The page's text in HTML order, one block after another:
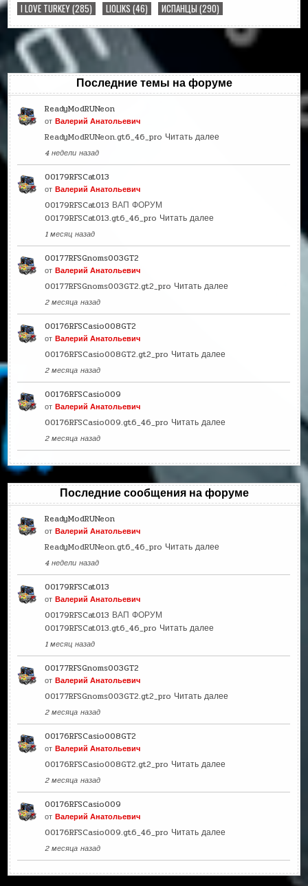
I LOVE TURKEY(285) LIOLIKS (46) ИСПАНЦЫ (290)
Последние темы на форуме
ReadyModRUNeon
отВалерий Анатольевич
ReadyModRUNeon.gt6_46_pro Читать далее
4 недели назад
00179RFSCat013
отВалерий Анатольевич
00179RFSCat013 ВАП ФОРУМ
00179RFSCat013.gt6_46_pro Читать далее
1 месяц назад
00177RFSGnoms003GT2
отВалерий Анатольевич
00177RFSGnoms003GT2.gt2_pro Читать далее
2 месяца назад
00176RFSCasio008GT2
отВалерий Анатольевич
00176RFSCasio008GT2.gt2_pro Читать далее
2 месяца назад
00176RFSCasio009
отВалерий Анатольевич
00176RFSCasio009.gt6_46_pro Читать далее
2 месяца назад
Последние сообщения на форуме
ReadyModRUNeon
отВалерий Анатольевич
ReadyModRUNeon.gt6_46_pro Читать далее
4 недели назад
00179RFSCat013
отВалерий Анатольевич
00179RFSCat013 ВАП ФОРУМ
00179RFSCat013.gt6_46_pro Читать далее
1 месяц назад
00177RFSGnoms003GT2
отВалерий Анатольевич
00177RFSGnoms003GT2.gt2_pro Читать далее
2 месяца назад
00176RFSCasio008GT2
отВалерий Анатольевич
00176RFSCasio008GT2.gt2_pro Читать далее
2 месяца назад
00176RFSCasio009
отВалерий Анатольевич
00176RFSCasio009.gt6_46_pro Читать далее
2 месяца назад